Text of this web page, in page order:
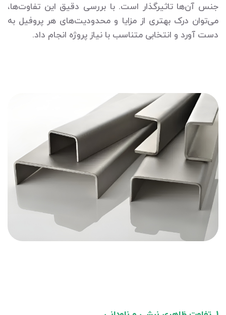
جنس آن‌ها تاثیرگذار است. با بررسی دقیق این تفاوت‌ها،
می‌توان درک بهتری از مزایا و محدودیت‌های هر پروفیل به
دست آورد و انتخابی متناسب با نیاز پروژه انجام داد.